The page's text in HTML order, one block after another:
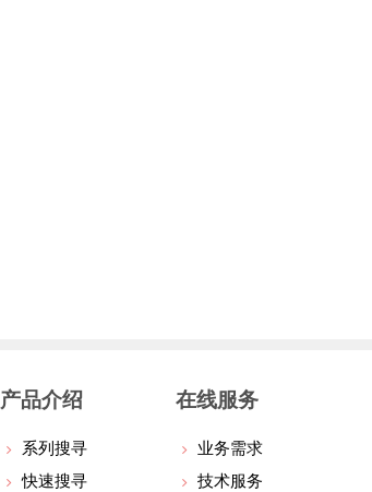
产品介绍
系列搜寻
快速搜寻
在线服务
业务需求
技术服务